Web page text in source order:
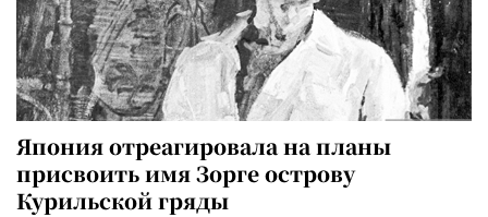
Япония отреагировала на планы
присвоить имя Зорге острову
Курильской гряды